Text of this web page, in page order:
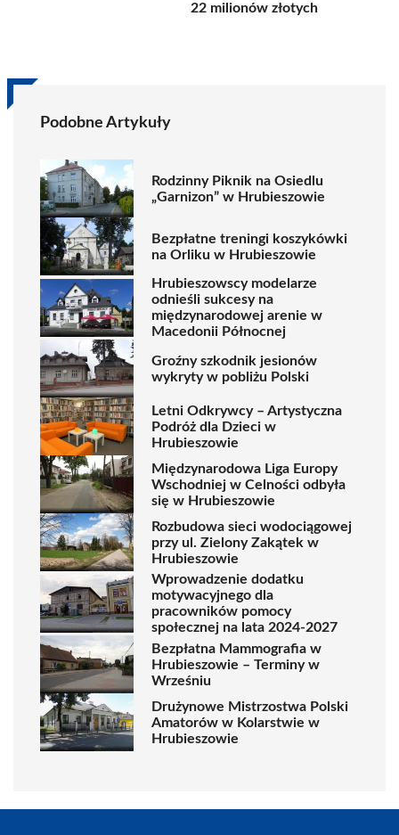
22 milionów złotych
Podobne Artykuły
Rodzinny Piknik na Osiedlu
„Garnizon” w Hrubieszowie
Bezpłatne treningi koszykówki
na Orliku w Hrubieszowie
Hrubieszowscy modelarze
odnieśli sukcesy na
międzynarodowej arenie w
Macedonii Północnej
Groźny szkodnik jesionów
wykryty w pobliżu Polski
Letni Odkrywcy – Artystyczna
Podróż dla Dzieci w
Hrubieszowie
Międzynarodowa Liga Europy
Wschodniej w Celności odbyła
się w Hrubieszowie
Rozbudowa sieci wodociągowej
przy ul. Zielony Zakątek w
Hrubieszowie
Wprowadzenie dodatku
motywacyjnego dla
pracowników pomocy
społecznej na lata 2024-2027
Bezpłatna Mammografia w
Hrubieszowie – Terminy w
Wrześniu
Drużynowe Mistrzostwa Polski
Amatorów w Kolarstwie w
Hrubieszowie